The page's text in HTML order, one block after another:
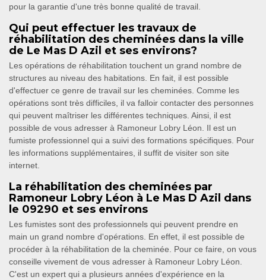
pour la garantie d'une très bonne qualité de travail.
Qui peut effectuer les travaux de
réhabilitation des cheminées dans la ville
de Le Mas D Azil et ses environs?
Les opérations de réhabilitation touchent un grand nombre de
structures au niveau des habitations. En fait, il est possible
d'effectuer ce genre de travail sur les cheminées. Comme les
opérations sont très difficiles, il va falloir contacter des personnes
qui peuvent maîtriser les différentes techniques. Ainsi, il est
possible de vous adresser à Ramoneur Lobry Léon. Il est un
fumiste professionnel qui a suivi des formations spécifiques. Pour
les informations supplémentaires, il suffit de visiter son site
internet.
La réhabilitation des cheminées par
Ramoneur Lobry Léon à Le Mas D Azil dans
le 09290 et ses environs
Les fumistes sont des professionnels qui peuvent prendre en
main un grand nombre d'opérations. En effet, il est possible de
procéder à la réhabilitation de la cheminée. Pour ce faire, on vous
conseille vivement de vous adresser à Ramoneur Lobry Léon.
C'est un expert qui a plusieurs années d'expérience en la